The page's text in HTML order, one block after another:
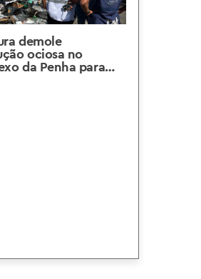
demole
ociosa no
da Penha para